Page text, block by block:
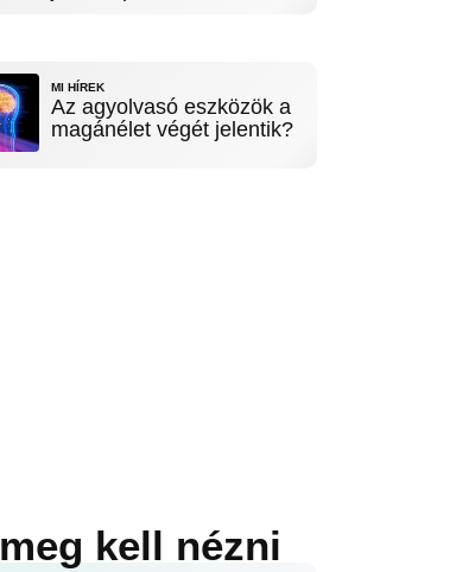
MI HÍREK
Az agyolvasó eszközök a
magánélet végét jelentik?
meg kell nézni